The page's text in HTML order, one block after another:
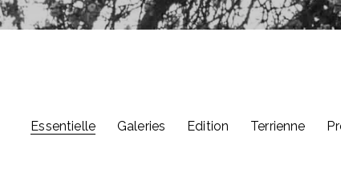
Essentielle Galeries Edition Terrienne